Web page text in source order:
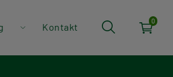
Kontakt
0